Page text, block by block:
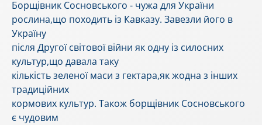
Борщівник Сосновського - чужа для України
рослина,що походить із Кавказу. Завезли його в
Україну
після Другої світової війни як одну із силосних
культур,що давала таку
кількість зеленої маси з гектара,як жодна з інших
традиційних
кормових культур. Також борщівник Сосновського
є чудовим